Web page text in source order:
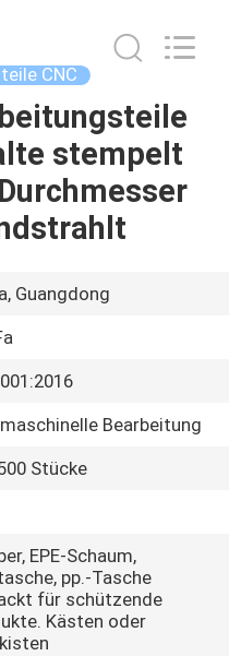
CNC
stempelt
Guangdong
Bearbeitung
Stücke
EPE-Schaum,
pp.-Tasche
für schützende
Kästen oder